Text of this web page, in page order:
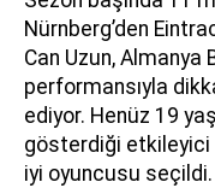
Nürnberg’den
Can Uzun, Almanya
performansıyla
ediyor. Henüz 19
gösterdiği etkileyici
iyi oyuncusu seçildi.